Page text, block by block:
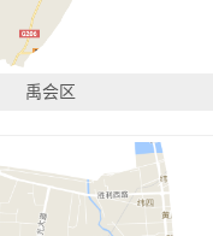
禹会区